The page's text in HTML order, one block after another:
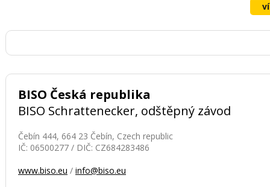
BISO Česká republika
BISO Schrattenecker, odštěpný závod
Čebín 444, 664 23 Čebín, Czech republic
IČ: 06500277 / DIČ: CZ684283486
www.biso.eu / info@biso.eu